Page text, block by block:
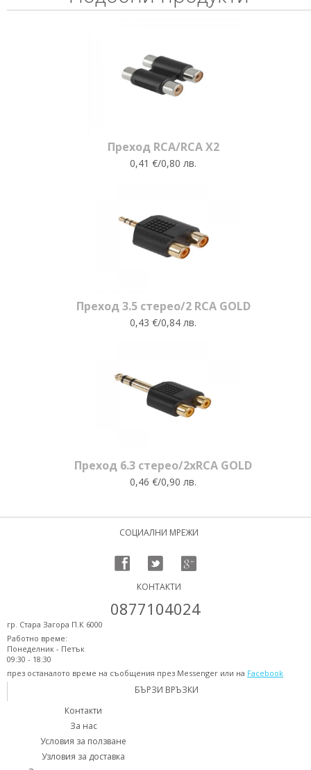
Преход RCA/RCA X2
0,41 €/0,80 лв.
Преход 3.5 стерео/2 RCA GOLD
0,43 €/0,84 лв.
Преход 6.3 стерео/2xRCA GOLD
0,46 €/0,90 лв.
СОЦИАЛНИ МРЕЖИ
КОНТАКТИ
0877104024
гр. Стара Загора П.К 6000
Работно време:
Понеделник - Петък
09:30 - 18:30
през останалото време на съобщения през Messenger или на Facebook
БЪРЗИ ВРЪЗКИ
Контакти
За нас
Условия за ползване
Узловия за доставка